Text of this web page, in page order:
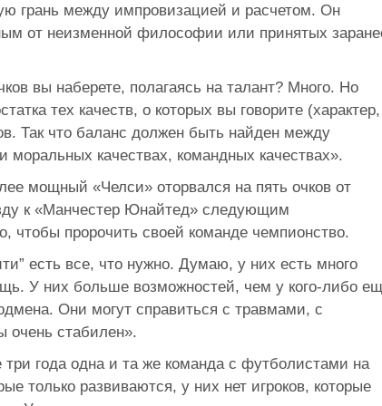
грань между импровизацией и расчетом. Он
от неизменной философии или принятых
вы наберете, полагаясь на талант? Много. Но
тех качеств, о которых вы говорите (характер,
Так что баланс должен быть найден между
моральных качествах, командных качествах».
мощный «Челси» оторвался на пять очков от
к «Манчестер Юнайтед» следующим
чтобы пророчить своей команде чемпионство.
есть все, что нужно. Думаю, у них есть много
У них больше возможностей, чем у кого-либо
Они могут справиться с травмами, с
очень стабилен».
года одна и та же команда с футболистами на
только развиваются, у них нет игроков, которые